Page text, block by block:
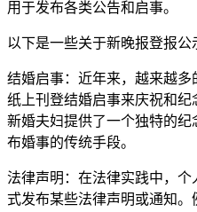
用于发布各类公告和启事。
以下是一些关于新晚报登报公
结婚启事：近年来，越来越
纸上刊登结婚启事来庆祝和
新婚夫妇提供了一个独特的
布婚事的传统手段。
法律声明：在法律实践中，
式发布某些法律声明或通知